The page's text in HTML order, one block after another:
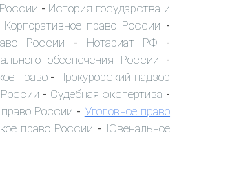
- История государства и
Корпоративное право России -
России - Нотариат РФ -
обеспечения России -
право- Прокурорский надзор
- Судебная экспертиза -
России - Уголовное право
право России - Ювенальное